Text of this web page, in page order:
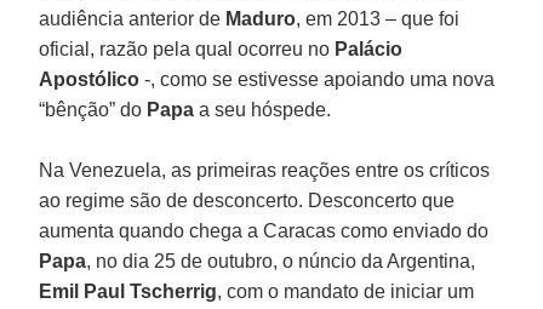
audiência anterior de Maduro, em 2013 – que foi
oficial, razão pela qual ocorreu no Palácio
Apostólico -, como se estivesse apoiando uma nova
“bênção” do Papa a seu hóspede.
Na Venezuela, as primeiras reações entre os críticos
ao regime são de desconcerto. Desconcerto que
aumenta quando chega a Caracas como enviado do
Papa, no dia 25 de outubro, o núncio da Argentina,
Emil Paul Tscherrig, com o mandato de iniciar um